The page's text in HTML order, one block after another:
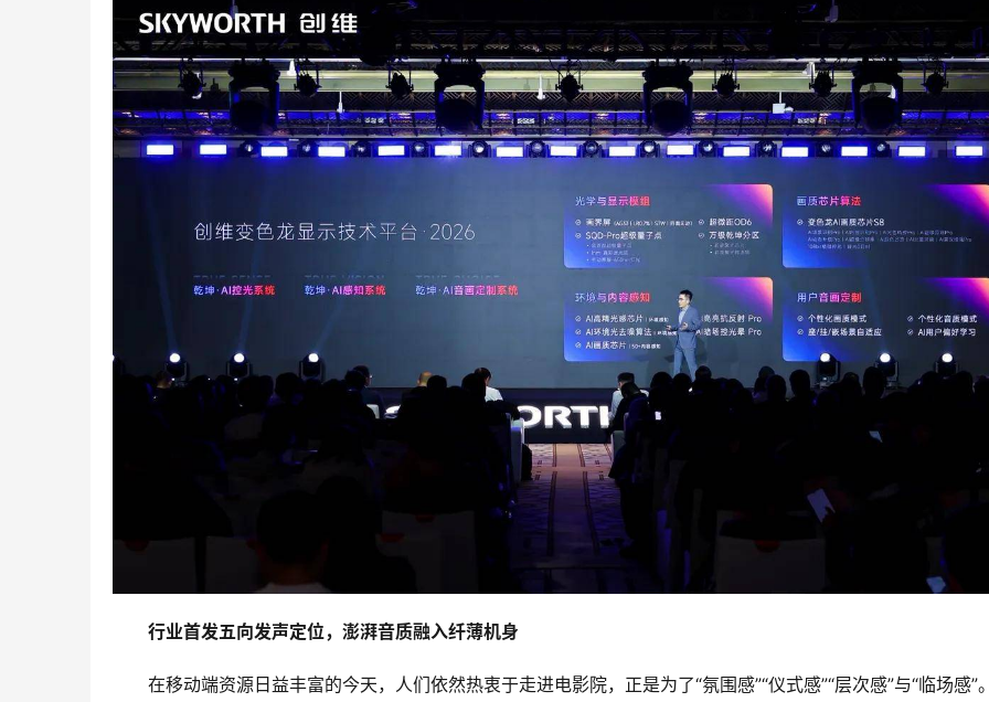
行业首发五向发声定位，澎湃音质融入纤薄机身
在移动端资源日益丰富的今天，人们依然热衷于走进电影院，正是为了“氛围感”“仪式感”“层次感”与“临场感”